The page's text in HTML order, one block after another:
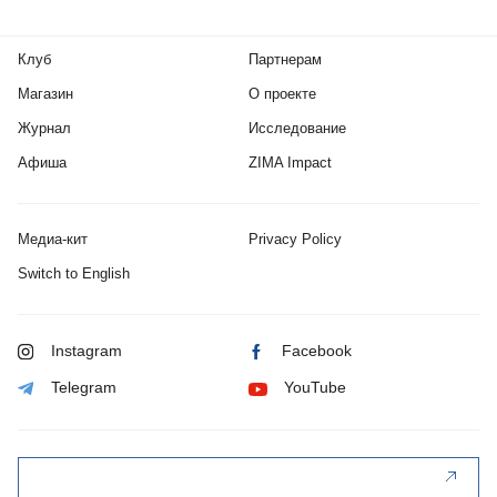
Клуб
Магазин
Журнал
Афиша
Партнерам
О проекте
Исследование
ZIMA Impact
Медиа-кит Privacy Policy
Switch to English
Instagram Facebook
Telegram YouTube